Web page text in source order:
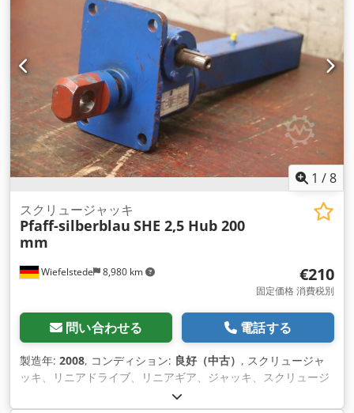
1 /8
Wiefelstede 8,980 km
スクリュージャッキ
Pfaff-silberblau SHE 2,5 Hub 200
mm
€210
固定価格 消費税別
問い合わせる 電話する
製造年: 2008, コンディション: 良好（中古） , スクリュージャ
ッキ、リニアドライブ、リニアギア、ジャッキ、スクリュージ
ャッキエレメント、スピンドルドライブ、バルブドライブ、ア
ク チュエーター、リフティングドライブ、台形ねじスピンドル